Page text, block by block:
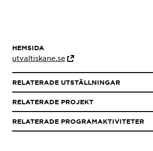
HEMSIDA
utvaltiskane.se
RELATERADE UTSTÄLLNINGAR
RELATERADE PROJEKT
RELATERADE PROGRAMAKTIVITETER